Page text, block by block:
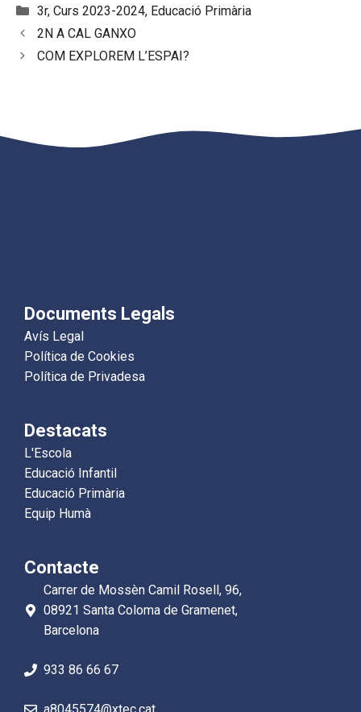
Categories
3r, Curs 2023-2024, Educació Primària
2N A CAL GANXO
COM EXPLOREM L’ESPAI?
Documents Legals
Avís Legal
Política de Cookies
Política de Privadesa
Destacats
L'Escola
Educació Infantil
Educació Primària
Equip Humà
Contacte
Carrer de Mossèn Camil Rosell, 96,
08921 Santa Coloma de Gramenet,
Barcelona
933 86 66 67